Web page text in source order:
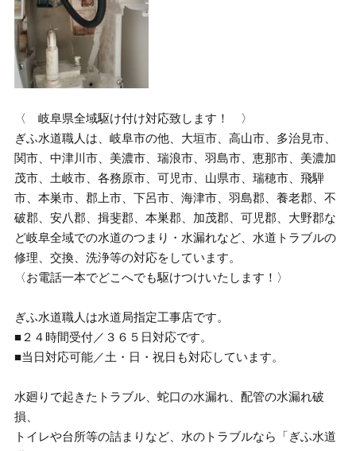
〈 岐阜県全域駆け付け対応致します！ 〉
ぎふ水道職人は、岐阜市の他、大垣市、高山市、多治見市、
関市、中津川市、美濃市、瑞浪市、羽島市、恵那市、美濃加
茂市、土岐市、各務原市、可児市、山県市、瑞穂市、飛騨
市、本巣市、郡上市、下呂市、海津市、羽島郡、養老郡、不
破郡、安八郡、揖斐郡、本巣郡、加茂郡、可児郡、大野郡な
ど岐阜全域での水道のつまり・水漏れなど、水道トラブルの
修理、交換、洗浄等の対応をしています。
〈お電話一本でどこへでも駆けつけいたします！〉
ぎふ水道職人は水道局指定工事店です。
■２４時間受付／３６５日対応です。
■当日対応可能／土・日・祝日も対応しています。
水廻りで起きたトラブル、蛇口の水漏れ、配管の水漏れ破
損、
トイレや台所等の詰まりなど、水のトラブルなら「ぎふ水道